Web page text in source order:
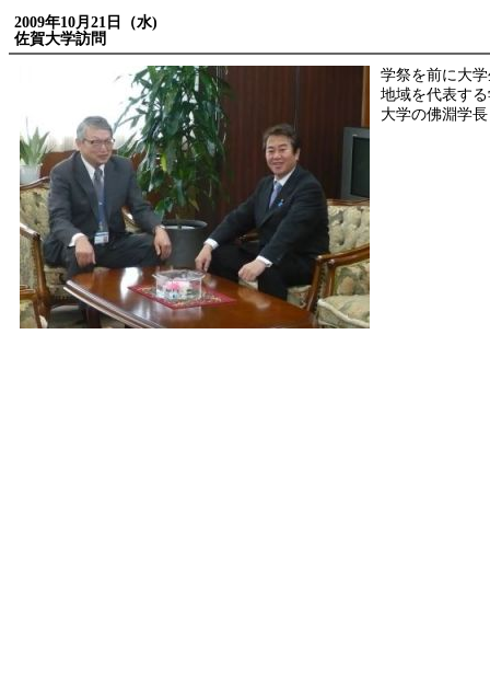
2009年10月21日（水)
佐賀大学訪問
学祭を前に大
地域を代表す
大学の佛淵学